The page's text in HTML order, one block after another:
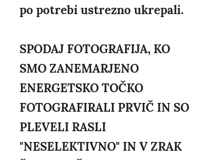
po potrebi ustrezno ukrepali.
SPODAJ FOTOGRAFIJA, KO
SMO ZANEMARJENO
ENERGETSKO TOČKO
FOTOGRAFIRALI PRVIČ IN SO
PLEVELI RASLI
"NESELEKTIVNO" IN V ZRAK